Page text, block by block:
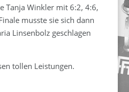
Tanja Winkler mit 6:2, 4:6,
musste sie sich dann
Linsenbolz geschlagen
tollen Leistungen.